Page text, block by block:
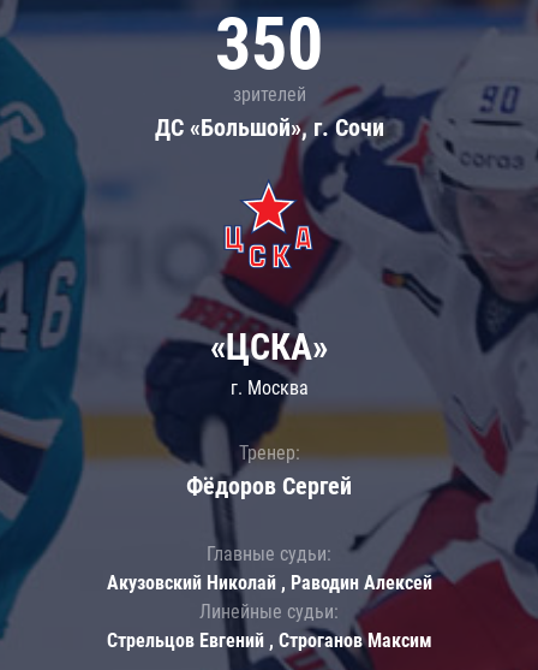
350
зрителей
ДС «Большой», г. Сочи
«ЦСКА»
г. Москва
Тренер:
Фёдоров Сергей
Главные судьи:
Акузовский Николай , Раводин Алексей
Линейные судьи:
Стрельцов Евгений , Строганов Максим